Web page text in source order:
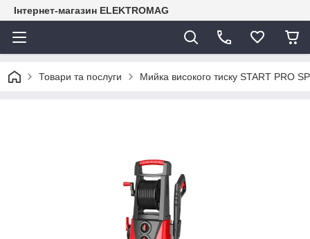
Інтернет-магазин ELEKTROMAG
Товари та послуги Мийка високого тиску START PRO